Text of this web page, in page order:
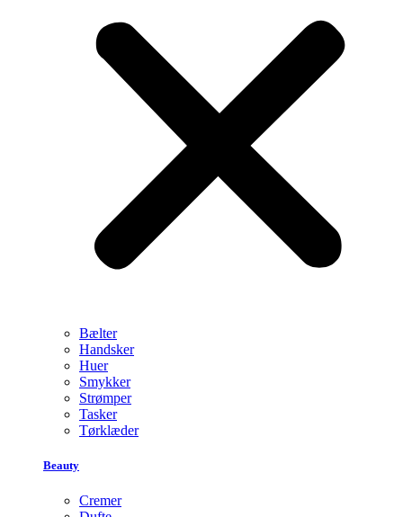
Bælter
Handsker
Huer
Smykker
Strømper
Tasker
Tørklæder
Beauty
Cremer